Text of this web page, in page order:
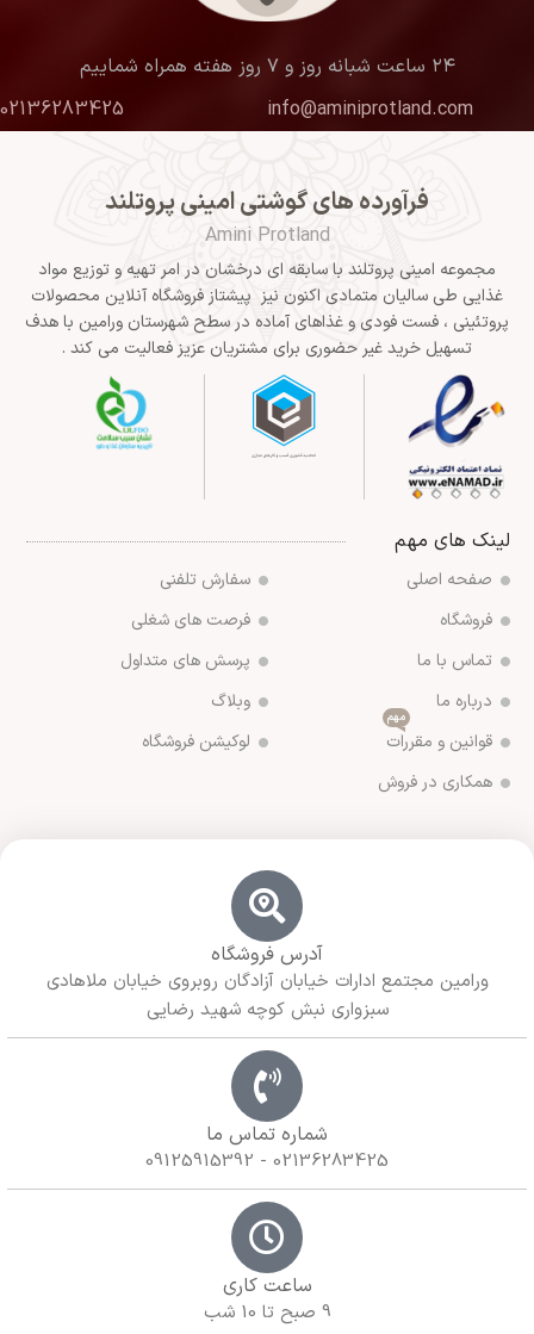
۲۴ ساعت شبانه روز و ۷ روز هفته همراه شماییم
info@aminiprotland.com
02136283425
فرآورده های گوشتی امینی پروتلند
Amini Protland
مجموعه امینی پروتلند با سابقه ای درخشان در امر تهیه و توزیع مواد
غذایی طی سالیان متمادی اکنون نیز پیشتاز فروشگاه آنلاین محصولات
پروتئینی ، فست فودی و غذاهای آماده در سطح شهرستان ورامین با هدف
تسهیل خرید غیر حضوری برای مشتریان عزیز فعالیت می کند .
لینک های مهم
صفحه اصلی
فروشگاه
تماس با ما
درباره ما
قوانین و مقررات
مهم
همکاری در فروش
سفارش تلفنی
فرصت های شغلی
پرسش های متداول
وبلاگ
لوکیشن فروشگاه
آدرس فروشگاه
ورامین مجتمع ادارات خیابان آزادگان روبروی خیابان ملاهادی
سبزواری نبش کوچه شهید رضایی
شماره تماس ما
02136283425 - 09125915392
ساعت کاری
9 صبح تا 10 شب